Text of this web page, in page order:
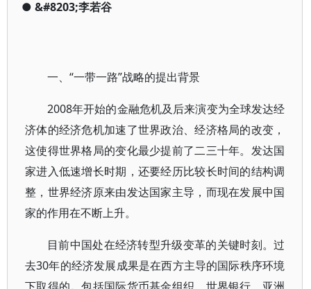
● &#8203;李若谷
一、“一带一路”战略的提出背景
2008年开始的金融危机及后来演变为全球发达经
济体的经济危机加速了世界政治、经济格局的改变，
这使得世界格局的变化最少提前了二三十年。发达国
家进入低速增长时期，还要经历比较长时间的结构调
整，世界经济原来由发达国家主导，而现在发展中国
家的作用在不断上升。
目前中国处在经济转型升级变革的关键时刻。过
去30年的经济发展成果是在西方主导的国际秩序环境